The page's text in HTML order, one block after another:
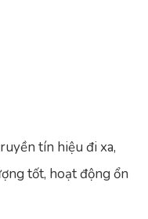
tín hiệu đi xa,
tốt, hoạt động ổn